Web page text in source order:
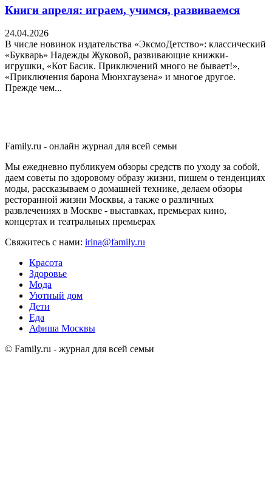
Книги апреля: играем, учимся, развиваемся
24.04.2026
В числе новинок издательства «ЭксмоДетство»: классический
«Букварь» Надежды Жуковой, развивающие книжки-
игрушки, «Кот Басик. Приключений много не бывает!»,
«Приключения барона Мюнхгаузена» и многое другое.
Прежде чем...
Family.ru - онлайн журнал для всей семьи
Мы ежедневно публикуем обзоры средств по уходу за собой,
даем советы по здоровому образу жизни, пишем о тенденциях
моды, рассказываем о домашней технике, делаем обзоры
ресторанной жизни Москвы, а также о различных
развлечениях в Москве - выставках, премьерах кино,
концертах и театральных премьерах
Свяжитесь с нами: irina@family.ru
Красота
Здоровье
Мода
Уютный дом
Дети
Еда
Афиша Москвы
© Family.ru - журнал для всей семьи